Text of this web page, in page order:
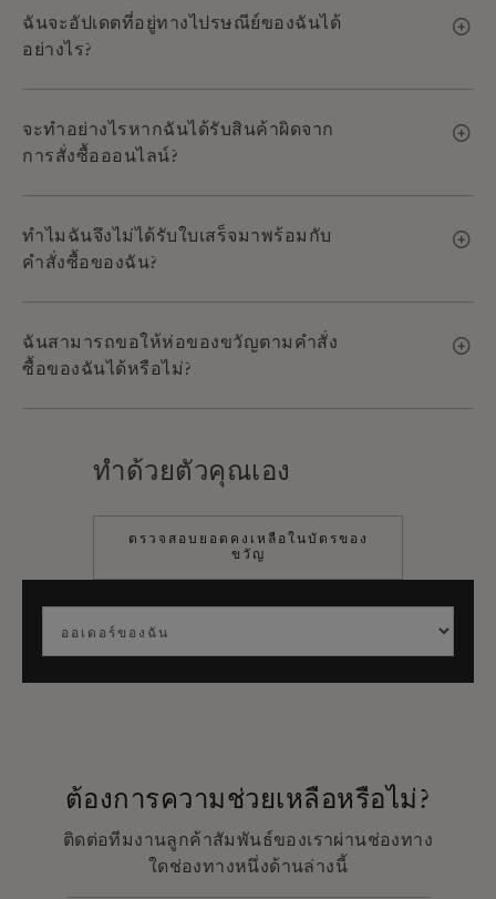
ทำด้วยตัวคุณเอง
ตรวจสอบยอดคงเหลือในบัตรของ
ขวัญ
ฉันจะอัปเดตที่อยู่ทางไปรษณีย์ของฉันได้
อย่างไร?
จะทำอย่างไรหากฉันได้รับสินค้าผิดจาก
การสั่งซื้อออนไลน์?
ทำไมฉันจึงไม่ได้รับใบเสร็จมาพร้อมกับ
คำสั่งซื้อของฉัน?
ฉันสามารถขอให้ห่อของขวัญตามคำสั่ง
ซื้อของฉันได้หรือไม่?
ต้องการความช่วยเหลือหรือไม่?
ติดต่อทีมงานลูกค้าสัมพันธ์ของเราผ่านช่องทาง
ใดช่องทางหนึ่งด้านล่างนี้